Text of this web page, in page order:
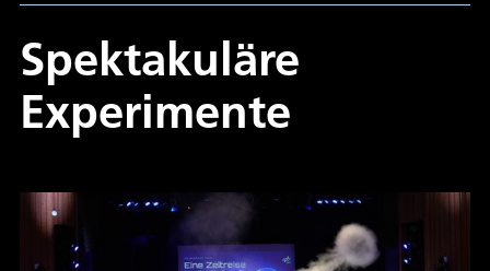
Spektakuläre
Experimente